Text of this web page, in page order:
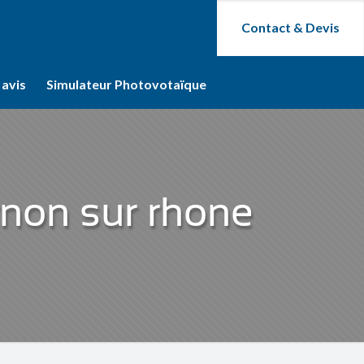
Simulateur Photovotaïque
Contact & Devis
sur rhone